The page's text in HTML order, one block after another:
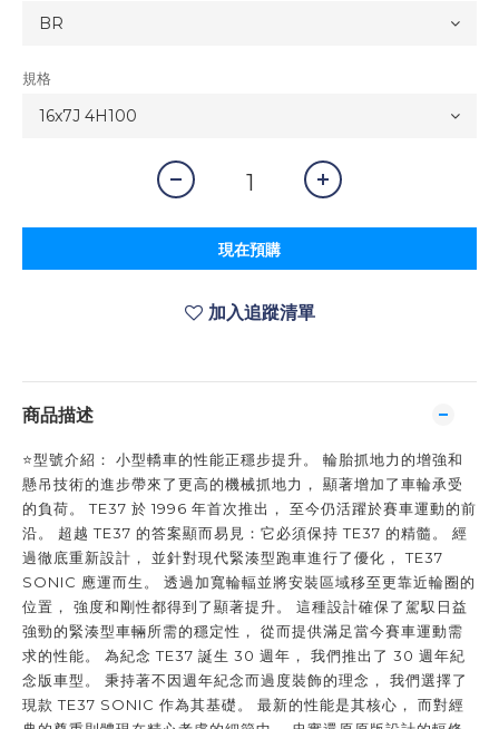
規格
現在預購
加入追蹤清單
商品描述
⭐️型號介紹： 小型轎車的性能正穩步提升。 輪胎抓地力的增強和
懸吊技術的進步帶來了更高的機械抓地力， 顯著增加了車輪承受
的負荷。 TE37 於 1996 年首次推出， 至今仍活躍於賽車運動的前
沿。 超越 TE37 的答案顯而易見：它必須保持 TE37 的精髓。 經
過徹底重新設計， 並針對現代緊湊型跑車進行了優化， TE37
SONIC 應運而生。 透過加寬輪輻並將安裝區域移至更靠近輪圈的
位置， 強度和剛性都得到了顯著提升。 這種設計確保了駕馭日益
強勁的緊湊型車輛所需的穩定性， 從而提供滿足當今賽車運動需
求的性能。 為紀念 TE37 誕生 30 週年， 我們推出了 30 週年紀
念版車型。 秉持著不因週年紀念而過度裝飾的理念， 我們選擇了
現款 TE37 SONIC 作為其基礎。 最新的性能是其核心， 而對經